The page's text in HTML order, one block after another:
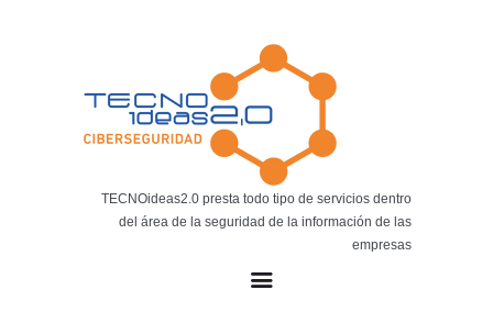
TECNOideas2.0 presta todo tipo de servicios dentro
del área de la seguridad de la información de las
empresas
BLOG TECNOIDEAS
Noticias tecnológicas.